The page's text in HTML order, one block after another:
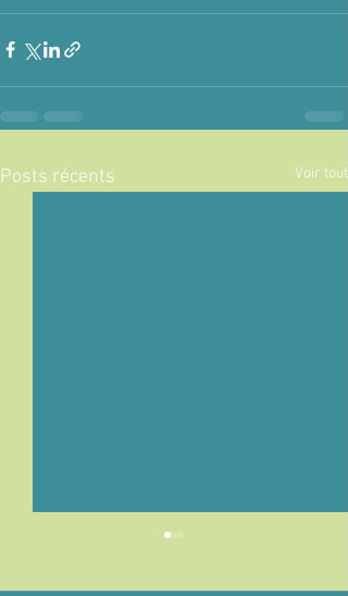
Posts récents Voir tout